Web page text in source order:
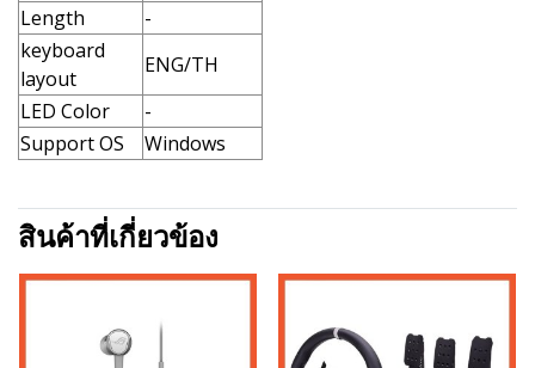
Length
-
keyboard
layout
ENG/TH
LED Color
-
Support OS
Windows
สินค้าที่เกี่ยวข้อง